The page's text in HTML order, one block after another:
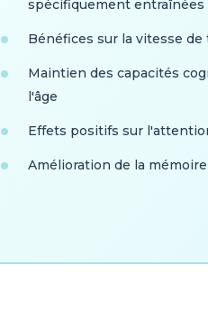
spécifiquement entraînées
Bénéfices sur la vitesse
Maintien des capacités
l'âge
Effets positifs sur
Amélioration de la